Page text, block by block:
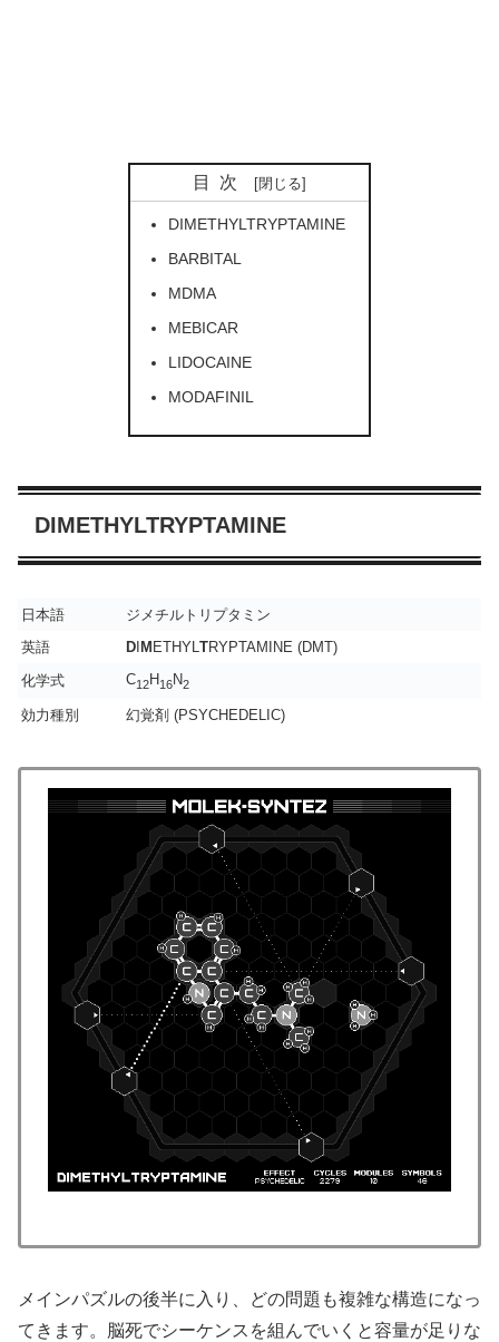
目次
DIMETHYLTRYPTAMINE
BARBITAL
MDMA
MEBICAR
LIDOCAINE
MODAFINIL
DIMETHYLTRYPTAMINE
日本語
ジメチルトリプタミン
英語
D M ETHYL TRYPTAMINE (DMT)
化学式
C12H 16N2
効力種別 幻覚剤 (PSYCHEDELIC)
メインパズルの後半に入り、どの問題も複雑な構造になっ
てきます。脳死でシーケンスを組んでいくと容量が足りな